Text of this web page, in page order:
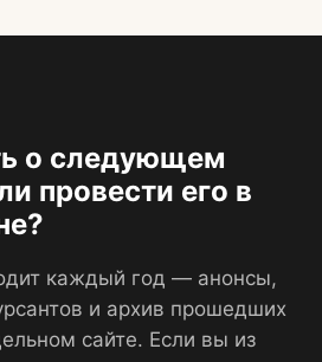
о следующем
провести его в
каждый год — анонсы,
и архив прошедших
сайте. Если вы из